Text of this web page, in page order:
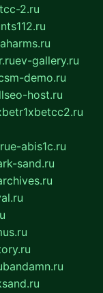
2.ru
ev-gallery.ru
demo.ru
host.ru
e-abis1c.ru
sand.ru
bandamn.ru